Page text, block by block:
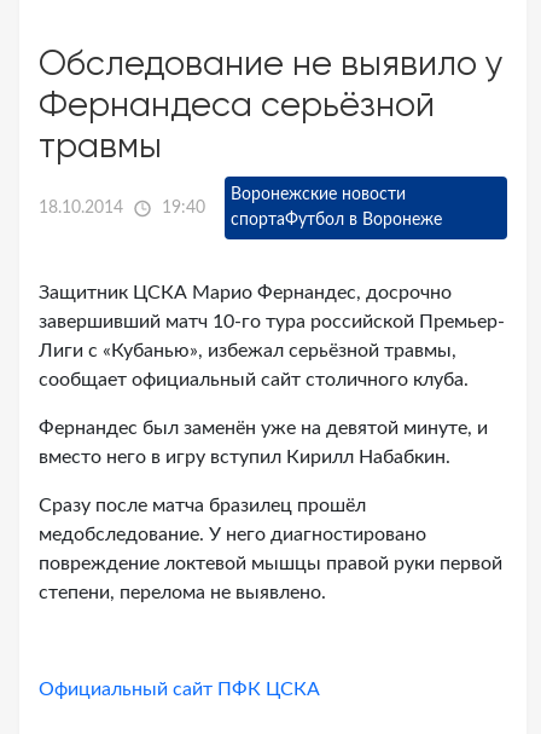
Обследование не выявило у
Фернандеса серьёзной
травмы
18.10.2014 19:40
Воронежские новости
спортаФутбол в Воронеже
Защитник ЦСКА Марио Фернандес, досрочно
завершивший матч 10-го тура российской Премьер-
Лиги с «Кубанью», избежал серьёзной травмы,
сообщает официальный сайт столичного клуба.
Фернандес был заменён уже на девятой минуте, и
вместо него в игру вступил Кирилл Набабкин.
Сразу после матча бразилец прошёл
медобследование. У него диагностировано
повреждение локтевой мышцы правой руки первой
степени, перелома не выявлено.
Официальный сайт ПФК ЦСКА